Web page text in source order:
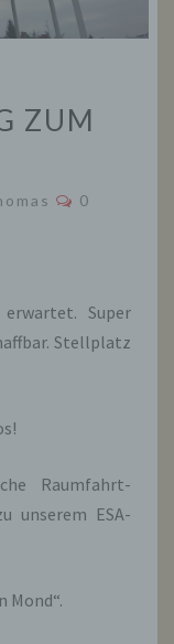
ZUM
0
erwartet. Super
Stellplatz
Raumfahrt-
unserem ESA-
Mond“.